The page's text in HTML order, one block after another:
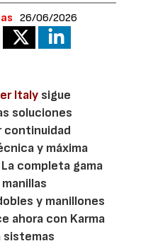
26/06/2026
Italy sigue
soluciones
continuidad
y máxima
completa gama
y manillones
ahora con Karma
sistemas